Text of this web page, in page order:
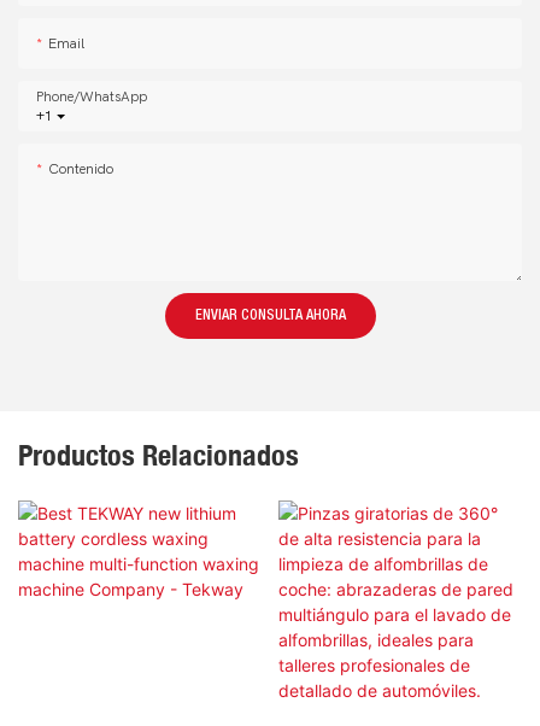
Email
+1
Phone/whatsApp
Contenido
ENVIAR CONSULTA AHORA
Productos Relacionados